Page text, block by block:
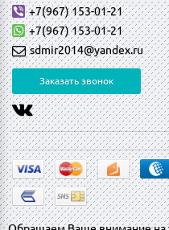
+7(967) 153-01-21
+7(967) 153-01-21
sdmir2014@yandex.ru
Заказать звонок